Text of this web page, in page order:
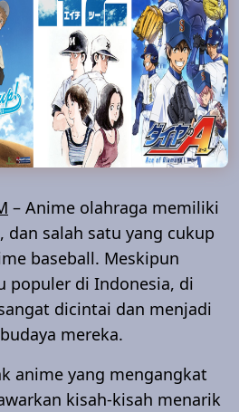
– Anime olahraga memiliki
dan salah satu yang cukup
baseball. Meskipun
populer di Indonesia, di
dicintai dan menjadi
mereka.
anime yang mengangkat
kisah-kisah menarik